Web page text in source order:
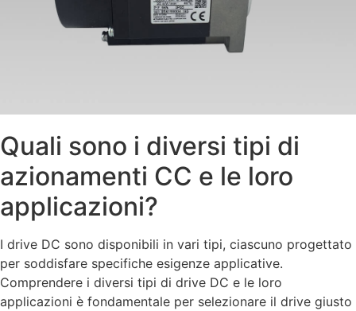
Quali sono i diversi tipi di
azionamenti CC e le loro
applicazioni?
I drive DC sono disponibili in vari tipi, ciascuno progettato
per soddisfare specifiche esigenze applicative.
Comprendere i diversi tipi di drive DC e le loro
applicazioni è fondamentale per selezionare il drive giusto